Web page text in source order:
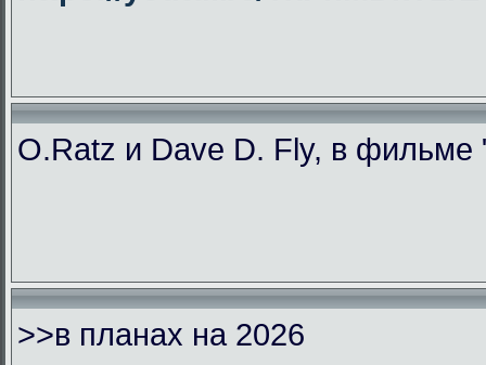
O.Ratz и Dave D. Fly, в
>>в планах на 2026